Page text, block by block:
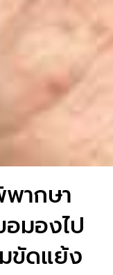
ากษา
มองไป
ขัดแย้ง